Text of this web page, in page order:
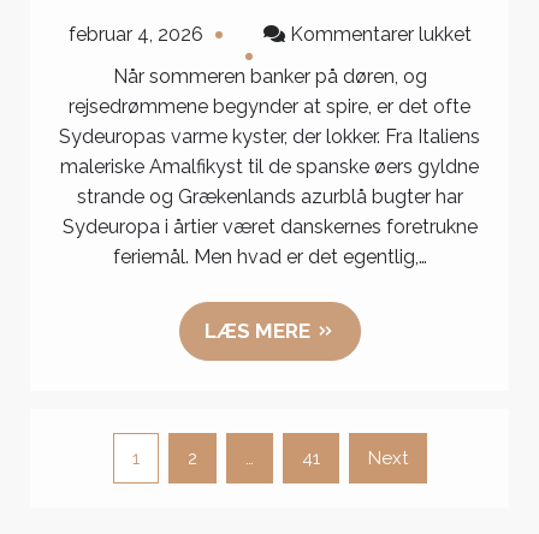
februar 4, 2026 Kommentarer lukkettil
Når sommeren banker på døren, og
rejsedrømmene begynder at spire, er det ofte
Sydeuropas varme kyster, der lokker. Fra Italiens
maleriske Amalfikyst til de spanske øers gyldne
strande og Grækenlands azurblå bugter har
Sydeuropa i årtier været danskernes foretrukne
feriemål. Men hvad er det egentlig,…
LÆS MERE
Indlægsinddeling
1 2 … 41 Next